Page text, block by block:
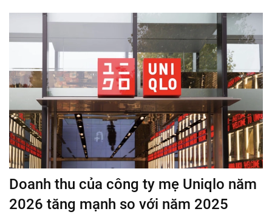
Doanh thu của công ty mẹ Uniqlo năm
2026 tăng mạnh so với năm 2025